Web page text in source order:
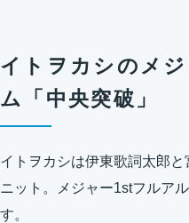
イトヲカシのメ
ム「中央突破」
イトヲカシは伊東歌詞太郎と
ニット。メジャー1stフルア
す。